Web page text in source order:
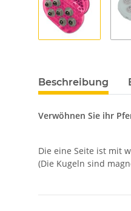
Beschreibung
Verwöhnen Sie ihr
Die eine Seite ist mit
(Die Kugeln sind